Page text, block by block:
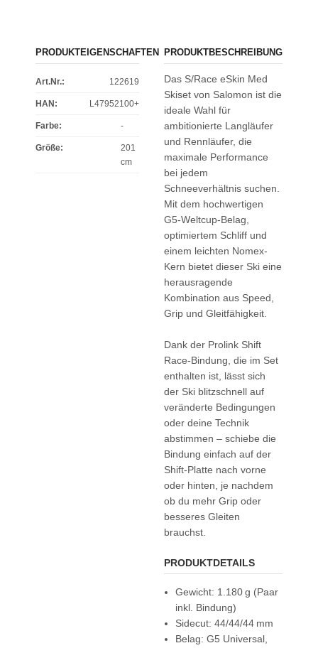
PRODUKTEIGENSCHAFTEN
Art.Nr.: 122619
HAN: L47952100+
Farbe: -
Größe:
201
cm
PRODUKTBESCHREIBUNG
Das S/Race eSkin Med
Skiset von Salomon ist die
ideale Wahl für
ambitionierte Langläufer
und Rennläufer, die
maximale Performance
bei jedem
Schneeverhältnis suchen.
Mit dem hochwertigen
G5-Weltcup-Belag,
optimiertem Schliff und
einem leichten Nomex-
Kern bietet dieser Ski eine
herausragende
Kombination aus Speed,
Grip und Gleitfähigkeit.
Dank der Prolink Shift
Race-Bindung, die im Set
enthalten ist, lässt sich
der Ski blitzschnell auf
veränderte Bedingungen
oder deine Technik
abstimmen – schiebe die
Bindung einfach auf der
Shift-Platte nach vorne
oder hinten, je nachdem
ob du mehr Grip oder
besseres Gleiten
brauchst.
PRODUKTDETAILS
Gewicht: 1.180 g (Paar
inkl. Bindung)
Sidecut: 44/44/44 mm
Belag: G5 Universal,